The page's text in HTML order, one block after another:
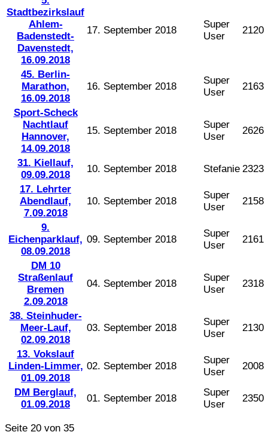
Stadtbezirkslauf
Ahlem-
Badenstedt-
Davenstedt,
16.09.2018
17. September 2018
Super
User
2120
45. Berlin-
Marathon,
16.09.2018
16. September 2018
Super
User
2163
Sport-Scheck
Nachtlauf
Hannover,
14.09.2018
15. September 2018
Super
User
2626
31. Kiellauf,
09.09.2018
10. September 2018 Stefanie 2323
17. Lehrter
Abendlauf,
7.09.2018
10. September 2018
Super
User
2158
9.
Eichenparklauf,
08.09.2018
09. September 2018
Super
User
2161
DM 10
Straßenlauf
Bremen
2.09.2018
04. September 2018
Super
User
2318
38. Steinhuder-
Meer-Lauf,
02.09.2018
03. September 2018
Super
User
2130
13. Vokslauf
Linden-Limmer,
01.09.2018
02. September 2018
Super
User
2008
DM Berglauf,
01.09.2018
01. September 2018
Super
User
2350
Seite 20 von 35